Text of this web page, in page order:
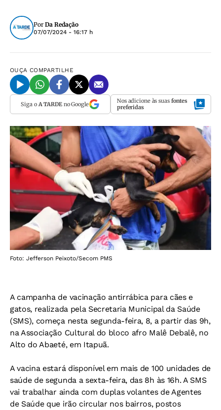
Por Da Redação
07/07/2024 - 16:17 h
OUÇA COMPARTILHE
Siga o A TARDEno Google Nos adicione às suas fontes
preferidas
Foto: Jefferson Peixoto/Secom PMS
A campanha de vacinação antirrábica para cães e
gatos, realizada pela Secretaria Municipal da Saúde
(SMS), começa nesta segunda-feira, 8, a partir das 9h,
na Associação Cultural do bloco afro Malê Debalê, no
Alto do Abaeté, em Itapuã.
A vacina estará disponível em mais de 100 unidades de
saúde de segunda a sexta-feira, das 8h às 16h. A SMS
vai trabalhar ainda com duplas volantes de Agentes
de Saúde que irão circular nos bairros, postos